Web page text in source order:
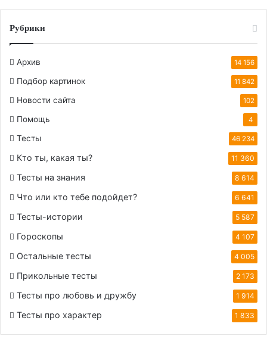
Рубрики
Архив 14 156
Подбор картинок 11 842
Новости сайта 102
Помощь 4
Тесты 46 234
Кто ты, какая ты? 11 360
Тесты на знания 8 614
Что или кто тебе подойдет? 6 641
Тесты-истории 5 587
Гороскопы 4 107
Остальные тесты 4 005
Прикольные тесты 2 173
Тесты про любовь и дружбу 1 914
Тесты про характер 1 833